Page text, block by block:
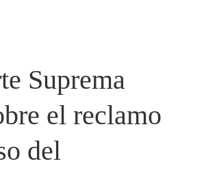
Suprema
el reclamo
del